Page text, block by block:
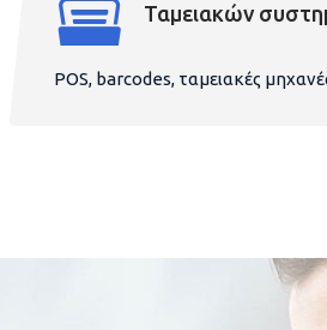
Ταμειακών
POS, barcodes, ταμειακές